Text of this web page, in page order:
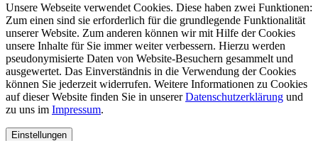
Unsere Webseite verwendet Cookies. Diese haben zwei Funktionen:
Zum einen sind sie erforderlich für die grundlegende Funktionalität
unserer Website. Zum anderen können wir mit Hilfe der Cookies
unsere Inhalte für Sie immer weiter verbessern. Hierzu werden
pseudonymisierte Daten von Website-Besuchern gesammelt und
ausgewertet. Das Einverständnis in die Verwendung der Cookies
können Sie jederzeit widerrufen. Weitere Informationen zu Cookies
auf dieser Website finden Sie in unsererDatenschutzerklärung und
zu uns im Impressum.
Einstellungen